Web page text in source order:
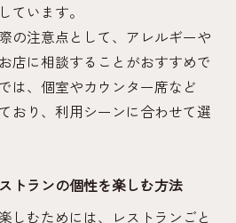
トランの混雑情報も要確認
で行くおすすめレストラン
に最適な創作体験のすすめ
充実したランチを楽しむコツ
最適なレストランの選び方
ています。
の注意点として、アレルギーや
店に相談することがおすすめで
は、個室やカウンター席など
おり、利用シーンに合わせて選
トランの個性を楽しむ方法
しむためには、レストランごと